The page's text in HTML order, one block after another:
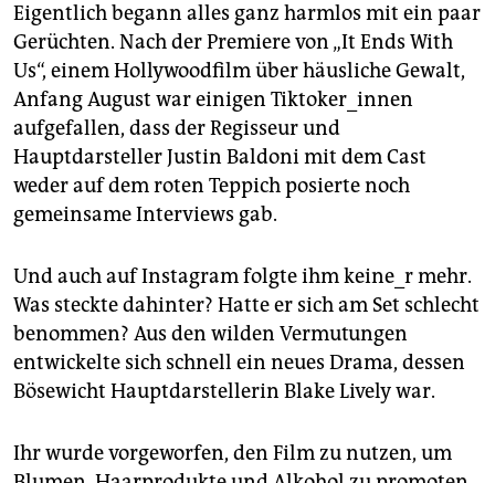
abo
genossenschaft
epaper login
Eigentlich begann alles ganz harmlos mit ein paar
Gerüchten. Nach der Premiere von „It Ends With
Us“, einem Hollywoodfilm über häusliche Gewalt,
Anfang August war einigen Tiktoker_innen
aufgefallen, dass der Regisseur und
Hauptdarsteller Justin Baldoni mit dem Cast
weder auf dem roten Teppich posierte noch
gemeinsame Interviews gab.
Und auch auf Insta­gram folgte ihm keine_r mehr.
Was steckte dahinter? Hatte er sich am Set schlecht
benommen? Aus den wilden Vermutungen
entwickelte sich schnell ein neues Drama, dessen
Bösewicht Hauptdarstellerin Blake Lively war.
Ihr wurde vorgeworfen, den Film zu nutzen, um